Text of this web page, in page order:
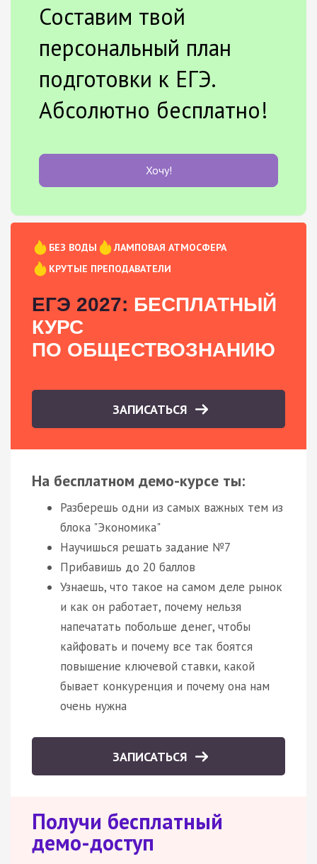
Составим твой
персональный план
подготовки к ЕГЭ.
Абсолютно бесплатно!
Хочу!
БЕЗ ВОДЫ
ЛАМПОВАЯ АТМОСФЕРА
КРУТЫЕ ПРЕПОДАВАТЕЛИ
ЕГЭ 2027: БЕСПЛАТНЫЙ
КУРС
ПО ОБЩЕСТВОЗНАНИЮ
ЗАПИСАТЬСЯ
На бесплатном демо-курсе ты:
Разберешь одни из самых важных тем из
блока "Экономика"
Научишься решать задание №7
Прибавишь до 20 баллов
Узнаешь, что такое на самом деле рынок
и как он работает, почему нельзя
напечатать побольше денег, чтобы
кайфовать и почему все так боятся
повышение ключевой ставки, какой
бывает конкуренция и почему она нам
очень нужна
ЗАПИСАТЬСЯ
Получи бесплатный
демо-доступ